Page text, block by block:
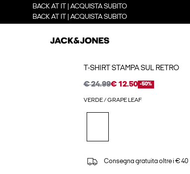
BACK AT IT | ACQUISTA SUBITO
BACK AT IT | ACQUISTA SUBITO
T-SHIRT STAMPA SUL RETRO
€ 24.99€ 12.50 -50%
VERDE / GRAPE LEAF
Consegna gratuita oltre i € 40